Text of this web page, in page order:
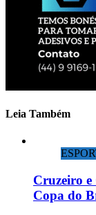
Leia Também
Cruzeiro
Copa do